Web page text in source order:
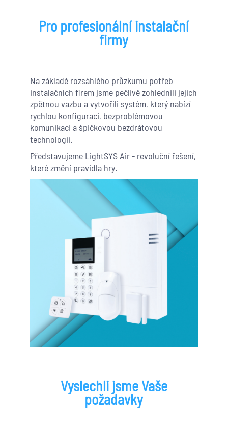
Pro profesionální instalační
firmy
Na základě rozsáhlého průzkumu potřeb
instalačních firem jsme pečlivě zohlednili jejich
zpětnou vazbu a vytvořili systém, který nabízí
rychlou konfiguraci, bezproblémovou
komunikaci a špičkovou bezdrátovou
technologii.
Představujeme LightSYS Air - revoluční řešení,
které změní pravidla hry.
Vyslechli jsme Vaše
požadavky